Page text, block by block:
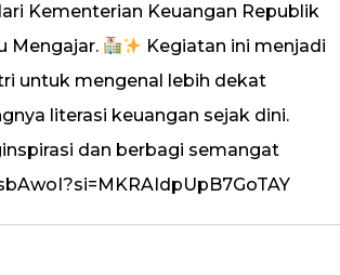
Kementerian Keuangan Republik
Mengajar.
Kegiatan ini menjadi
untuk mengenal lebih dekat
literasi keuangan sejak dini.
dan berbagi semangat